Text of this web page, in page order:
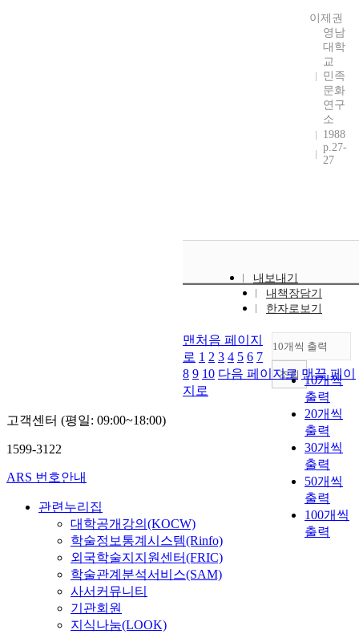
이제권
영남
대학
교
민족
문화
연구
소
1988
p.27-
27
내보내기
내책장담기
한자로보기
10개씩 출력
10개씩
출력
20개씩
출력
30개씩
출력
50개씩
출력
100개씩
출력
조회
맨처음 페이지
로 1 2 3 4 5 6 7
8 9 10 다음 페이지로 맨끝 페이
지로
고객센터 (평일: 09:00~18:00)
1599-3122
ARS 번호안내
관련누리집
대학공개강의(KOCW)
학술정보통계시스템(Rinfo)
외국학술지지원센터(FRIC)
학술관계분석서비스(SAM)
사서커뮤니티
기관회원
지식나눔(LOOK)